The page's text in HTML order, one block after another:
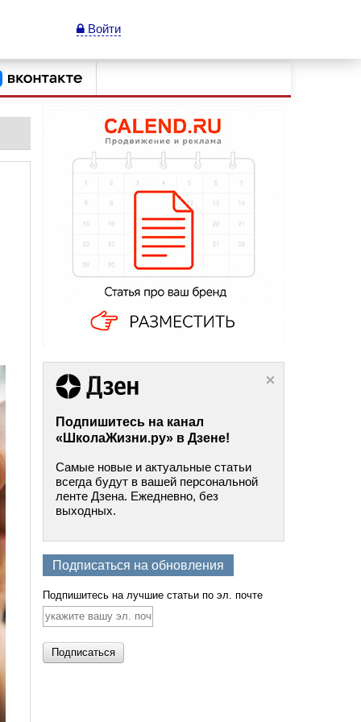
Войти
Подпишитесь на канал
«ШколаЖизни.ру» в Дзене!
Самые новые и актуальные статьи
всегда будут в вашей персональной
ленте Дзена. Ежедневно, без
выходных.
Подписаться на обновления
Подпишитесь на лучшие статьи по эл. почте